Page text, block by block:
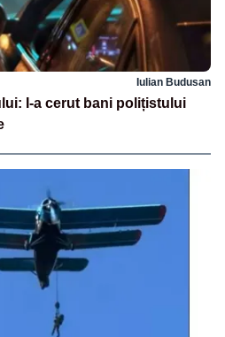
Iulian Budusan
I-a cerut bani polițistului